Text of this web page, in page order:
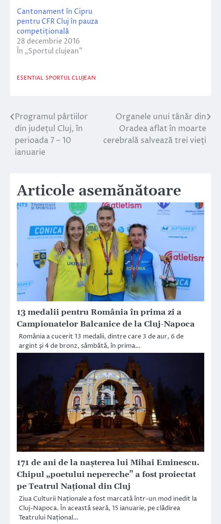
Cantonament în Cipru
pentru CFR Cluj în pauza
competițională
28 decembrie 2016
În „Sportul clujean”
ESENTIAL SPORTUL CLUJEAN
Navigare
în
articole
Programul pârtiilor
din județul Cluj, în
perioada 7 – 10
ianuarie
Organele unui tânăr din
Oradea aflat în moarte
cerebrală salvează trei vieți
Articole asemănătoare
13 medalii pentru România în prima zi a
Campionatelor Balcanice de la Cluj-Napoca
România a cucerit 13 medalii, dintre care 3 de aur, 6 de
argint şi 4 de bronz, sâmbătă, în prima…
171 de ani de la nașterea lui Mihai Eminescu.
Chipul „poetului nepereche” a fost proiectat
pe Teatrul Național din Cluj
Ziua Culturii Naționale a fost marcată într-un mod inedit la
Cluj-Napoca. În această seară, 15 ianuarie, pe clădirea
Teatrului Național…